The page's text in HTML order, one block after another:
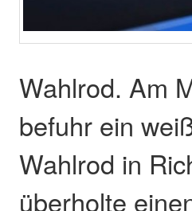
Wahlrod. Am
befuhr ein
Wahlrod in
überholte